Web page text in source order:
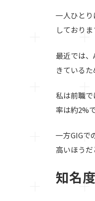
一人ひと
しておりま
最近では
きている
私は前職
率は約2%
一方GIGで
高いほうだ
知名